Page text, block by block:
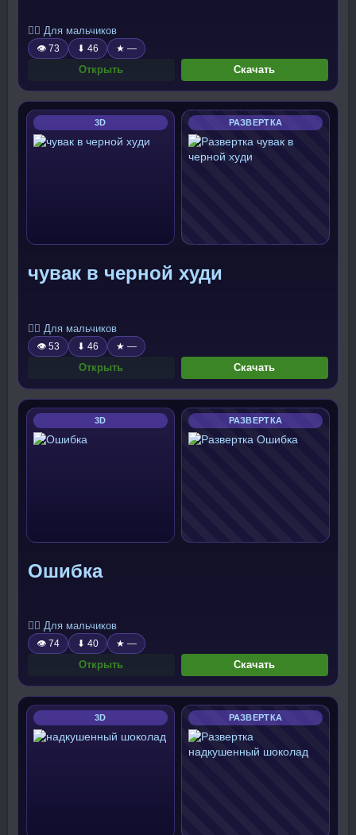
🧍‍♂️ Для мальчиков
👁 73 ⬇ 46 ★ —
Открыть Скачать
3D РАЗВЕРТКА
чувак в черной худи
🧍‍♂️ Для мальчиков
👁 53 ⬇ 46 ★ —
Открыть Скачать
3D РАЗВЕРТКА
Ошибка
🧍‍♂️ Для мальчиков
👁 74 ⬇ 40 ★ —
Открыть Скачать
3D РАЗВЕРТКА